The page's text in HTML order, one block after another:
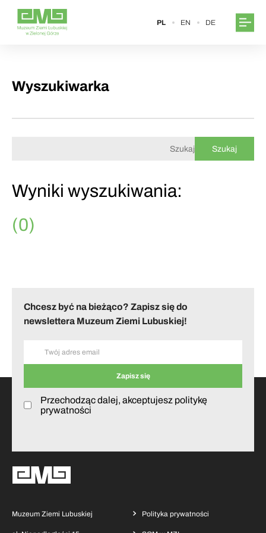
PL EN DE
Wyszukiwarka
Wyniki wyszukiwania:
(0)
Chcesz być na bieżąco? Zapisz się do
newslettera Muzeum Ziemi Lubuskiej!
Przechodząc dalej, akceptujesz politykę
prywatności
Muzeum Ziemi Lubuskiej Polityka prywatności